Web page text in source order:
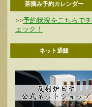
茶摘み予約カレンダー
>>予約状況をこちらでチ
ェック！
ネット通販